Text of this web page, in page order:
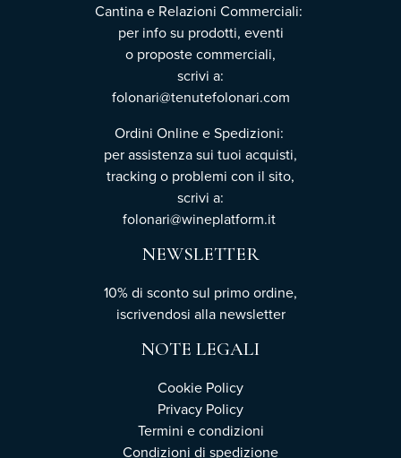
Cantina e Relazioni Commerciali:
per info su prodotti, eventi
o proposte commerciali,
scrivi a:
folonari@tenutefolonari.com
Ordini Online e Spedizioni:
per assistenza sui tuoi acquisti,
tracking o problemi con il sito,
scrivi a:
folonari@wineplatform.it
NEWSLETTER
10% di sconto sul primo ordine,
iscrivendosi alla newsletter
NOTE LEGALI
Cookie Policy
Privacy Policy
Termini e condizioni
Condizioni di spedizione